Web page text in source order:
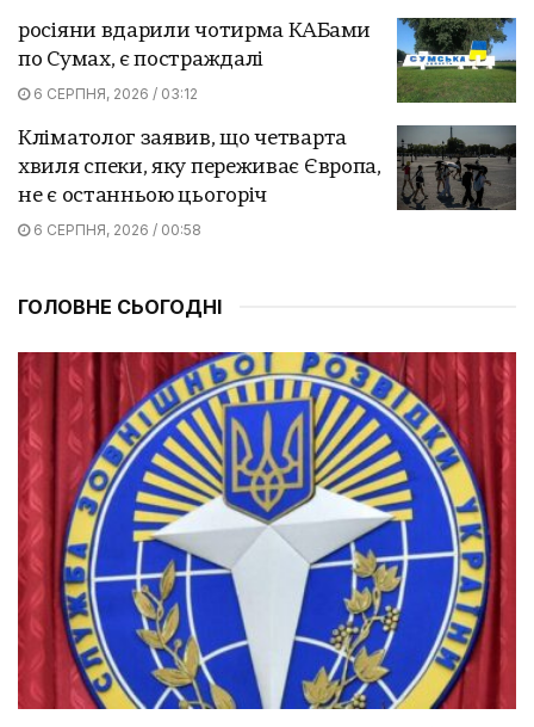
росіяни вдарили чотирма КАБами
по Сумах, є постраждалі
6 СЕРПНЯ, 2026 / 03:12
Кліматолог заявив, що четварта
хвиля спеки, яку переживає Європа,
не є останньою цьогоріч
6 СЕРПНЯ, 2026 / 00:58
ГОЛОВНЕ СЬОГОДНІ